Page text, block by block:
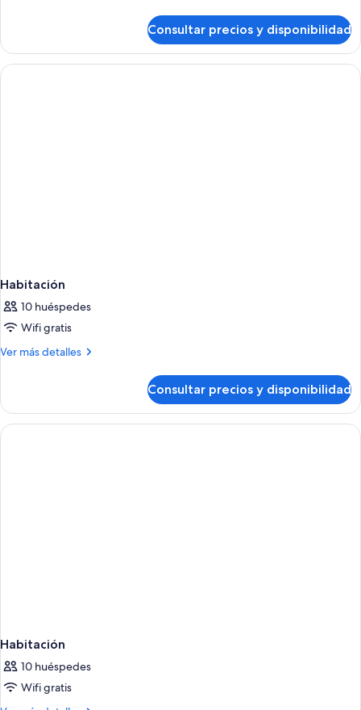
superior,
patio
(Eixample)
Consultar precios y disponibilidad
Habitación
10 huéspedes
Wifi gratis
Ver más detalles
Más
Consultar precios y disponibilidad
Habitación
10 huéspedes
Wifi gratis